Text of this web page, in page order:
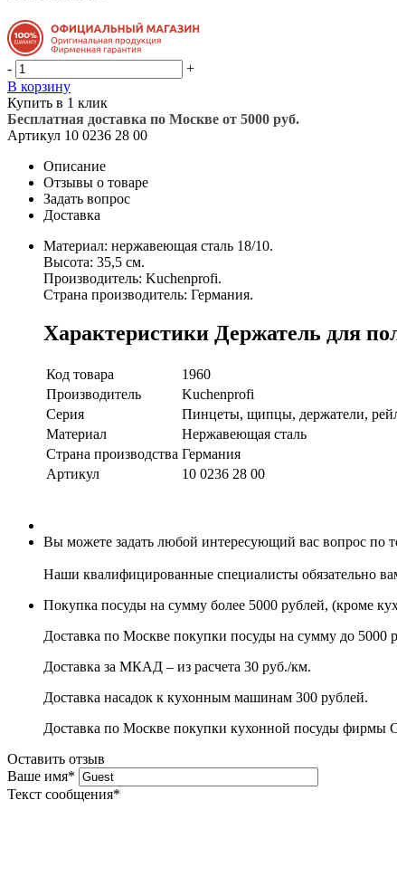
-
+
В корзину
Купить в 1 клик
Бесплатная доставка по Москве от 5000 руб.
Артикул 10 0236 28 00
Описание
Отзывы о товаре
Задать вопрос
Доставка
Материал: нержавеющая сталь 18/10.
Высота: 35,5 см.
Производитель: Kuchenprofi.
Страна производитель: Германия.
Характеристики Держатель для
Код товара
1960
Производитель
Kuchenprofi
Серия
Пинцеты, щипцы, держатели,
Материал
Нержавеющая сталь
Страна производства Германия
Артикул
10 0236 28 00
Вы можете задать любой интересующий вас вопрос по
Наши квалифицированные специалисты обязательно
Покупка посуды на сумму более 5000 рублей, (кроме
Доставка по Москве покупки посуды на сумму до 5000
Доставка за МКАД – из расчета 30 руб./км.
Доставка насадок к кухонным машинам 300 рублей.
Доставка по Москве покупки кухонной посуды фирмы
Оставить отзыв
Ваше имя*
Текст сообщения*